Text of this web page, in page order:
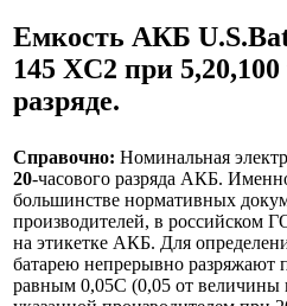
Емкость АКБ
145 XC2 при
разряде.
Справочно: Номинальная
20-часового разряда АКБ.
большинстве нормативных
производителей, в российском
на этикетке АКБ. Для
батарею непрерывно разряжают
равным 0,05С (0,05 от величины